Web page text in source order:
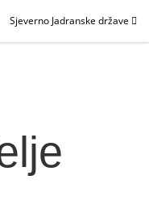
Sjeverno Jadranske države